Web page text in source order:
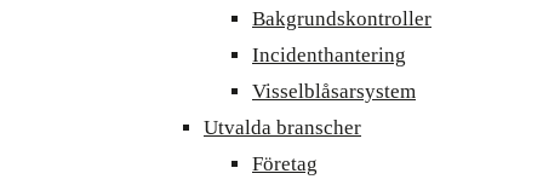
Bakgrundskontroller
Incidenthantering
Visselblåsarsystem
Utvalda branscher
Företag